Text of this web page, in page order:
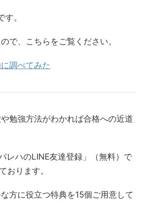
。
で、こちらをご覧ください。
調べてみた
勉強方法がわかれば合格への近道
レハのLINE友達登録」（無料）で
おります。
方に役立つ特典を15個ご用意して